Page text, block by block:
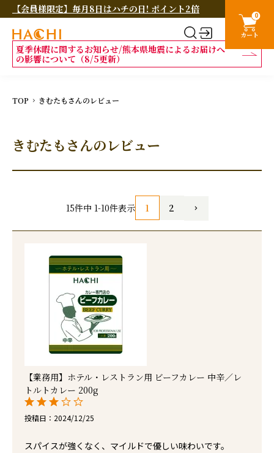
【会員様限定】毎月8日はハチの日! ポイント2倍
夏季休暇に関するお知らせ/熊本県地震によるお届けへ
の影響について（8/5更新）
0
カート
TOP きむたもさんのレビュー
きむたもさんのレビュー
15件中 1-10件表示 1 2
【業務用】ホテル・レストラン用 ビーフカレー 中辛／レ
トルトカレー 200g
投稿日 2024/12/25
スパイスが強くなく、マイルドで優しい味わいです。